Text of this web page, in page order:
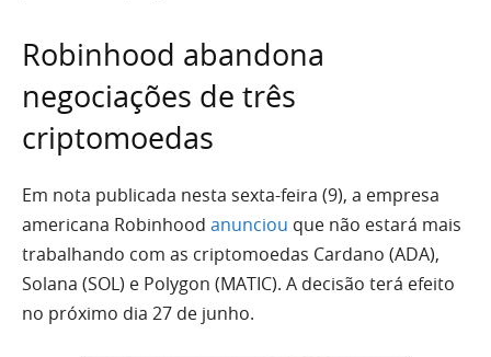
Robinhood abandona
negociações de três
criptomoedas
Em nota publicada nesta sexta-feira (9), a empresa
americana Robinhood anunciou que não estará mais
trabalhando com as criptomoedas Cardano (ADA),
Solana (SOL) e Polygon (MATIC). A decisão terá efeito
no próximo dia 27 de junho.